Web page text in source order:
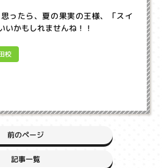
ったら、夏の果実の王様、「スイ
いかもしれませんね！！
校
前のページ
記事一覧